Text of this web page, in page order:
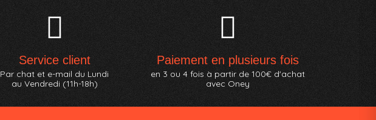
Service client
Par chat et e-mail du Lundi
au Vendredi (11h-18h)
Paiement en plusieurs fois
en 3 ou 4 fois à partir de 100€ d'achat
avec Oney